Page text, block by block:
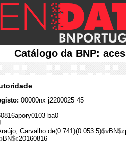
Catálogo da BNP:
00000nx j2200025 45
ba0
Carvalho de(0:741)(0.053.5)$vBN$z
BN$c20160816